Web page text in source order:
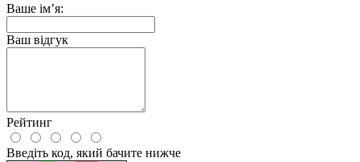
Ваше ім’я:
Ваш відгук
Рейтинг
Введіть код, який бачите нижче